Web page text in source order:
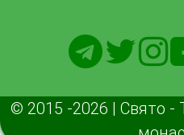
© 2015 -2026 | Свято -